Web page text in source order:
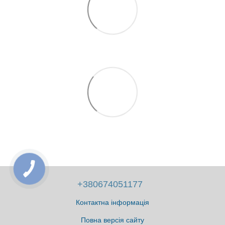
+380674051177
Контактна інформація
Повна версія сайту